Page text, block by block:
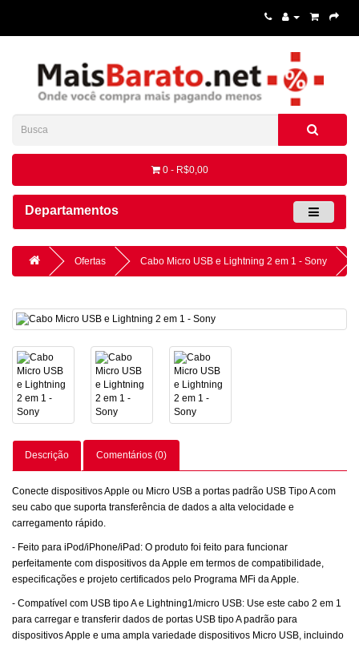
0 - R$0,00
Departamentos
Ofertas Cabo Micro USB e Lightning 2 em 1 - Sony
Descrição Comentários (0)
Conecte dispositivos Apple ou Micro USB a portas padrão USB Tipo A com
seu cabo que suporta transferência de dados a alta velocidade e
carregamento rápido.
- Feito para iPod/iPhone/iPad: O produto foi feito para funcionar
perfeitamente com dispositivos da Apple em termos de compatibilidade,
especificações e projeto certificados pelo Programa MFi da Apple.
- Compatível com USB tipo A e Lightning1/micro USB: Use este cabo 2 em 1
para carregar e transferir dados de portas USB tipo A padrão para
dispositivos Apple e uma ampla variedade dispositivos Micro USB, incluindo